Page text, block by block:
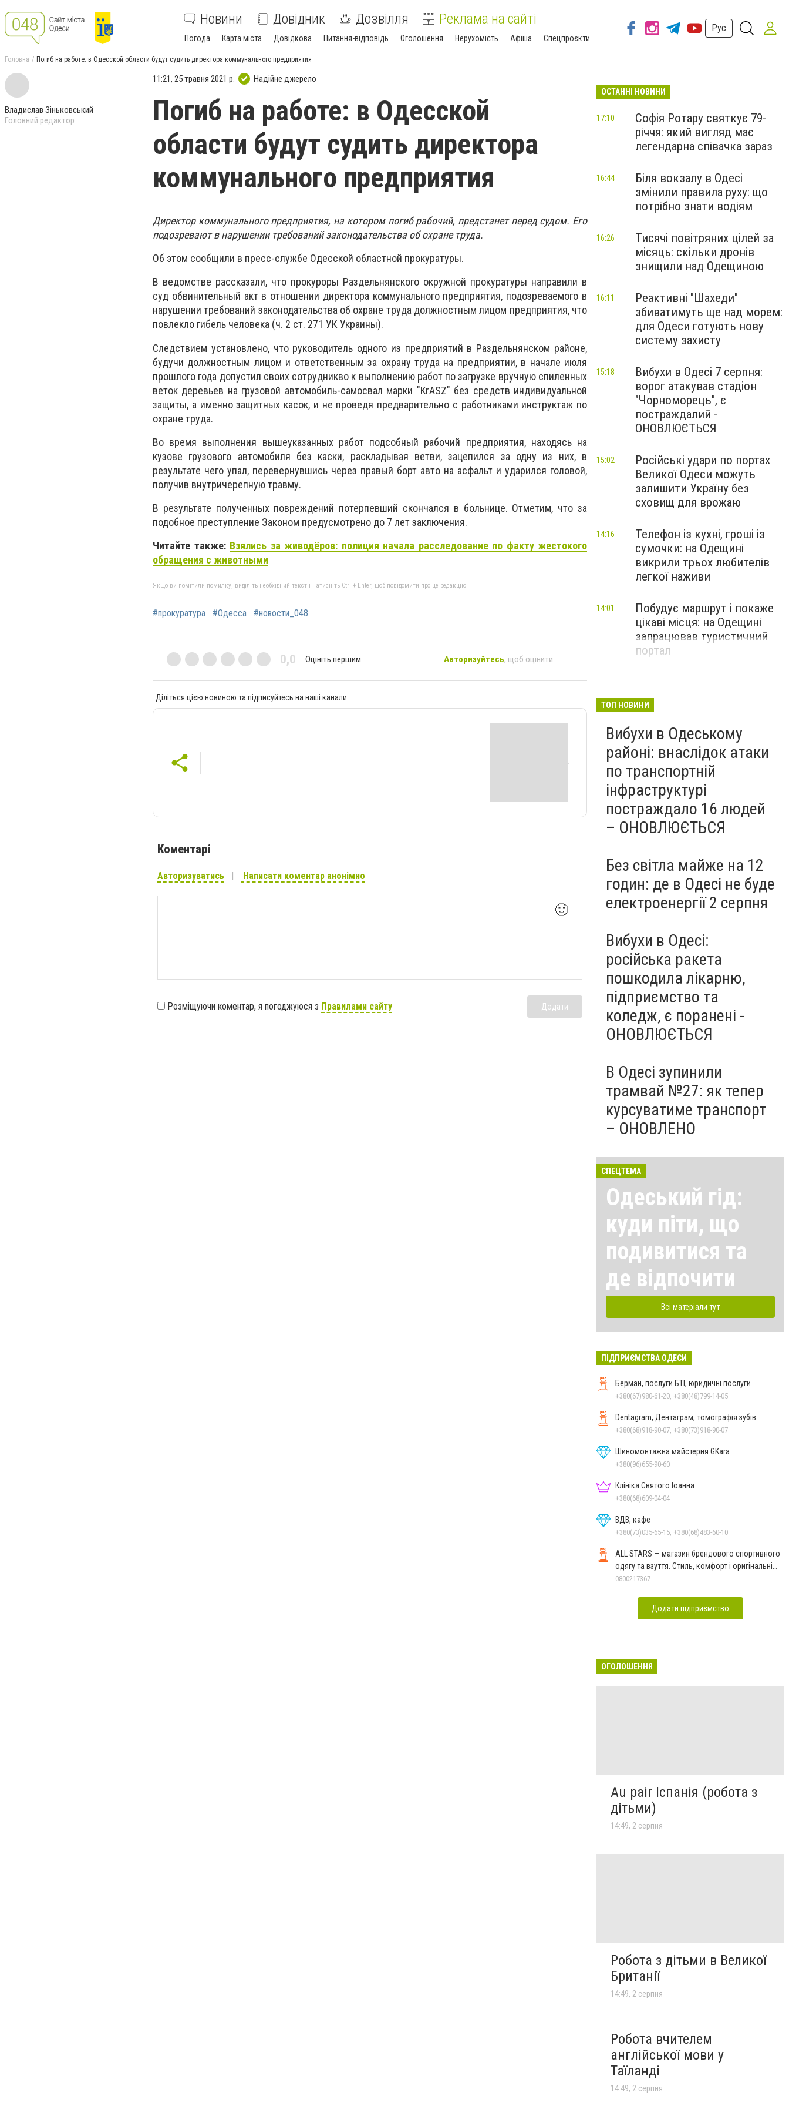
Новини Довідник Дозвілля Реклама на сайті
Погода Карта міста Довідкова Питання-відповідь Оголошення Нерухомість Афіша Спецпроєкти
Рус
Головна Погиб на работе: в Одесской области будут судить директора коммунального предприятия
Владислав Зіньковський
Головний редактор
11:21, 25 травня 2021 р. Надійне джерело
Погиб на работе: в Одесской
области будут судить директора
коммунального предприятия
Директор коммунального предприятия, на котором погиб рабочий, предстанет перед судом. Его
подозревают в нарушении требований законодательства об охране труда.
Об этом сообщили в пресс-службе Одесской областной прокуратуры.
В ведомстве рассказали, что прокуроры Раздельнянского окружной прокуратуры направили в
суд обвинительный акт в отношении директора коммунального предприятия, подозреваемого в
нарушении требований законодательства об охране труда должностным лицом предприятия, что
повлекло гибель человека (ч. 2 ст. 271 УК Украины).
Следствием установлено, что руководитель одного из предприятий в Раздельнянском районе,
будучи должностным лицом и ответственным за охрану труда на предприятии, в начале июля
прошлого года допустил своих сотрудникво к выполнению работ по загрузке вручную спиленных
веток деревьев на грузовой автомобиль-самосвал марки "KrASZ" без средств индивидуальной
защиты, а именно защитных касок, и не проведя предварительно с работниками инструктаж по
охране труда.
Во время выполнения вышеуказанных работ подсобный рабочий предприятия, находясь на
кузове грузового автомобиля без каски, раскладывая ветви, зацепился за одну из них, в
результате чего упал, перевернувшись через правый борт авто на асфальт и ударился головой,
получив внутричерепную травму.
В результате полученных повреждений потерпевший скончался в больнице. Отметим, что за
подобное преступление Законом предусмотрено до 7 лет заключения.
Читайте также: Взялись за живодёров: полиция начала расследование по факту жестокого
обращения с животными
Якщо ви помітили помилку, виділіть необхідний текст і натисніть Ctrl + Enter, щоб повідомити про це редакцію
#прокуратура #Одесса #новости_048
0,0 Оцініть першим Авторизуйтесь, щоб оцінити
Діліться цією новиною та підписуйтесь на наші канали
Коментарі
Авторизуватись Написати коментар анонімно
🙂
Розміщуючи коментар, я погоджуюся з Правилами сайту Додати
ОСТАННІ НОВИНИ
Софія Ротару святкує 79-
річчя: який вигляд має
легендарна співачка зараз
17:10
Біля вокзалу в Одесі
змінили правила руху: що
потрібно знати водіям
16:44
Тисячі повітряних цілей за
місяць: скільки дронів
знищили над Одещиною
16:26
Реактивні "Шахеди"
збиватимуть ще над морем:
для Одеси готують нову
систему захисту
16:11
Вибухи в Одесі 7 серпня:
ворог атакував стадіон
"Чорноморець", є
постраждалий -
ОНОВЛЮЄТЬСЯ
15:18
Російські удари по портах
Великої Одеси можуть
залишити Україну без
сховищ для врожаю
15:02
Телефон із кухні, гроші із
сумочки: на Одещині
викрили трьох любителів
легкої наживи
14:16
Побудує маршрут і покаже
цікаві місця: на Одещині
запрацював туристичний
портал
14:01
ТОП НОВИНИ
Вибухи в Одеському
районі: внаслідок атаки
по транспортній
інфраструктурі
постраждало 16 людей
– ОНОВЛЮЄТЬСЯ
Без світла майже на 12
годин: де в Одесі не буде
електроенергії 2 серпня
Вибухи в Одесі:
російська ракета
пошкодила лікарню,
підприємство та
коледж, є поранені -
ОНОВЛЮЄТЬСЯ
В Одесі зупинили
трамвай №27: як тепер
курсуватиме транспорт
– ОНОВЛЕНО
СПЕЦТЕМА
Одеський гід:
куди піти, що
подивитися та
де відпочити
Всі матеріали тут
ПІДПРИЄМСТВА ОДЕСИ
Берман, послуги БТІ, юридичні послуги
+380(67)980-61-20, +380(48)799-14-05
Dentagram, Дентаграм, томографія зубів
+380(68)918-90-07, +380(73)918-90-07
Шиномонтажна майстерня GKara
+380(96)655-90-60
Клініка Святого Іоанна
+380(68)609-04-04
ВДВ, кафе
+380(73)035-65-15, +380(68)483-60-10
ALL STARS — магазин брендового спортивного
одягу та взуття. Стиль, комфорт і оригінальні
моделі
0800217367
Додати підприємство
ОГОЛОШЕННЯ
Au pair Іспанія (робота з
дітьми)
14:49, 2 серпня
Робота з дітьми в Великої
Британії
14:49, 2 серпня
Робота вчителем
англійської мови у
Таїланді
14:49, 2 серпня